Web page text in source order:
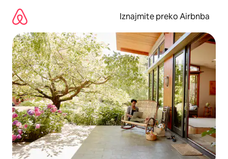
sadržaj
Iznajmite preko Airbnba